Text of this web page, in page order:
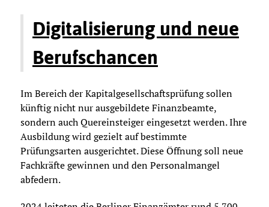
Digitalisierung und neue
Berufschancen
Im Bereich der Kapitalgesellschaftsprüfung sollen
künftig nicht nur ausgebildete Finanzbeamte,
sondern auch Quereinsteiger eingesetzt werden. Ihre
Ausbildung wird gezielt auf bestimmte
Prüfungsarten ausgerichtet. Diese Öffnung soll neue
Fachkräfte gewinnen und den Personalmangel
abfedern.